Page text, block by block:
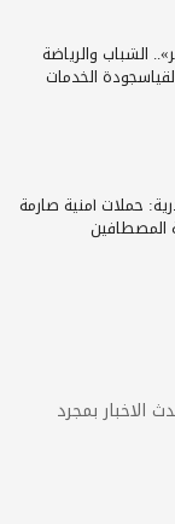
الشباب والرياضة
الخدمات
حملات أمنية صارمة
المصطافين
الاخبار بمجرد